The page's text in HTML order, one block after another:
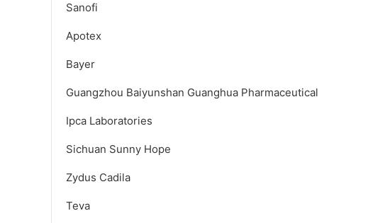
Sanofi
Apotex
Bayer
Guangzhou Baiyunshan Guanghua Pharmaceutical
Ipca Laboratories
Sichuan Sunny Hope
Zydus Cadila
Teva